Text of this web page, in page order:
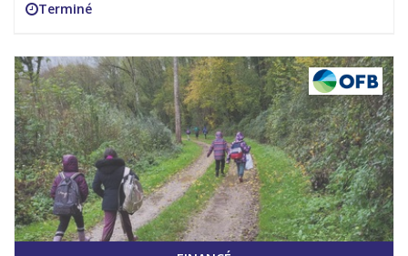
Terminé